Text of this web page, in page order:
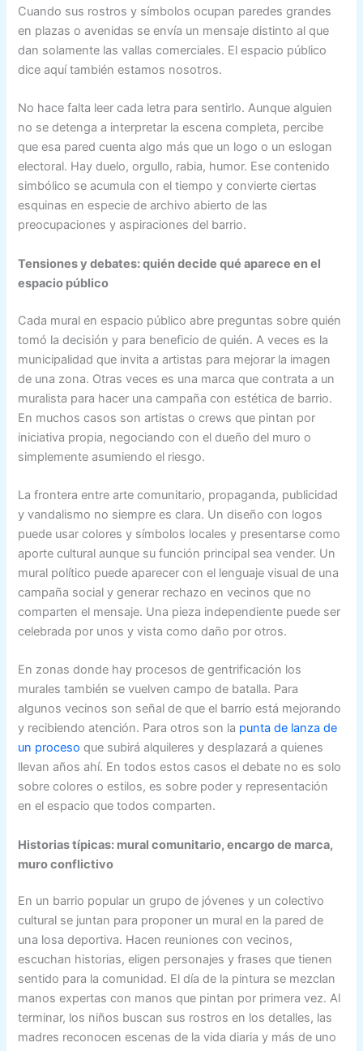
Cuando sus rostros y símbolos ocupan paredes grandes
en plazas o avenidas se envía un mensaje distinto al que
dan solamente las vallas comerciales. El espacio público
dice aquí también estamos nosotros.
No hace falta leer cada letra para sentirlo. Aunque alguien
no se detenga a interpretar la escena completa, percibe
que esa pared cuenta algo más que un logo o un eslogan
electoral. Hay duelo, orgullo, rabia, humor. Ese contenido
simbólico se acumula con el tiempo y convierte ciertas
esquinas en especie de archivo abierto de las
preocupaciones y aspiraciones del barrio.
Tensiones y debates: quién decide qué aparece en el
espacio público
Cada mural en espacio público abre preguntas sobre quién
tomó la decisión y para beneficio de quién. A veces es la
municipalidad que invita a artistas para mejorar la imagen
de una zona. Otras veces es una marca que contrata a un
muralista para hacer una campaña con estética de barrio.
En muchos casos son artistas o crews que pintan por
iniciativa propia, negociando con el dueño del muro o
simplemente asumiendo el riesgo.
La frontera entre arte comunitario, propaganda, publicidad
y vandalismo no siempre es clara. Un diseño con logos
puede usar colores y símbolos locales y presentarse como
aporte cultural aunque su función principal sea vender. Un
mural político puede aparecer con el lenguaje visual de una
campaña social y generar rechazo en vecinos que no
comparten el mensaje. Una pieza independiente puede ser
celebrada por unos y vista como daño por otros.
En zonas donde hay procesos de gentrificación los
murales también se vuelven campo de batalla. Para
algunos vecinos son señal de que el barrio está mejorando
y recibiendo atención. Para otros son la punta de lanza de
un proceso que subirá alquileres y desplazará a quienes
llevan años ahí. En todos estos casos el debate no es solo
sobre colores o estilos, es sobre poder y representación
en el espacio que todos comparten.
Historias típicas: mural comunitario, encargo de marca,
muro conflictivo
En un barrio popular un grupo de jóvenes y un colectivo
cultural se juntan para proponer un mural en la pared de
una losa deportiva. Hacen reuniones con vecinos,
escuchan historias, eligen personajes y frases que tienen
sentido para la comunidad. El día de la pintura se mezclan
manos expertas con manos que pintan por primera vez. Al
terminar, los niños buscan sus rostros en los detalles, las
madres reconocen escenas de la vida diaria y más de uno